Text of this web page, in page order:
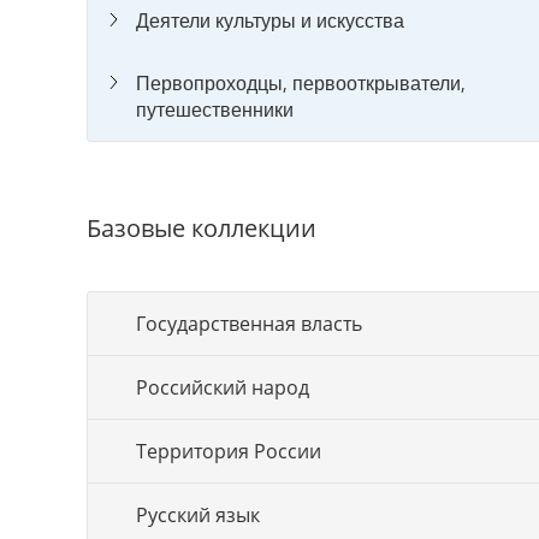
Деятели культуры и искусства
Первопроходцы, первооткрыватели,
путешественники
Базовые коллекции
Государственная власть
Российский народ
Территория России
Русский язык